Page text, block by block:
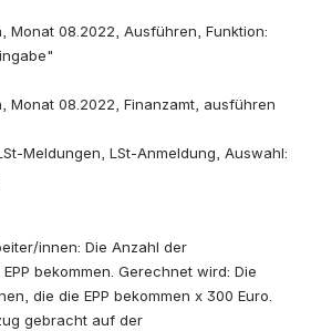
Monat 08.2022, Ausführen, Funktion:
Monat 08.2022, Finanzamt, ausführen
Meldungen, LSt-Anmeldung, Auswahl:
innen: Die Anzahl der
bekommen. Gerechnet wird: Die
die die EPP bekommen x 300 Euro.
gebracht auf der